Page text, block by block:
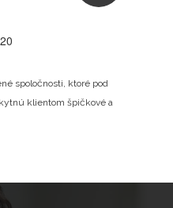
spoločnosti, ktoré pod
klientom špičkové a